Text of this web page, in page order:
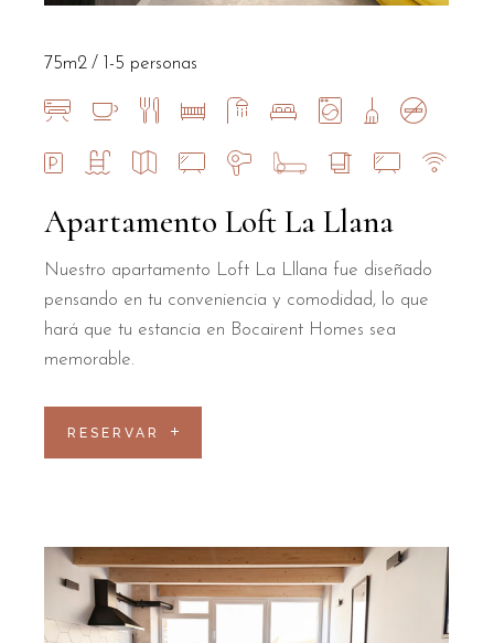
Apartamento Loft La Llana
Nuestro apartamento Loft La Lllana fue diseñado
pensando en tu conveniencia y comodidad, lo que
hará que tu estancia en Bocairent Homes sea
memorable.
RESERVAR
75m2 1-5 personas